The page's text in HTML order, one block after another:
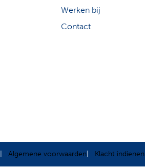
Werken bij
Contact
Algemene voorwaarden Klacht indienen